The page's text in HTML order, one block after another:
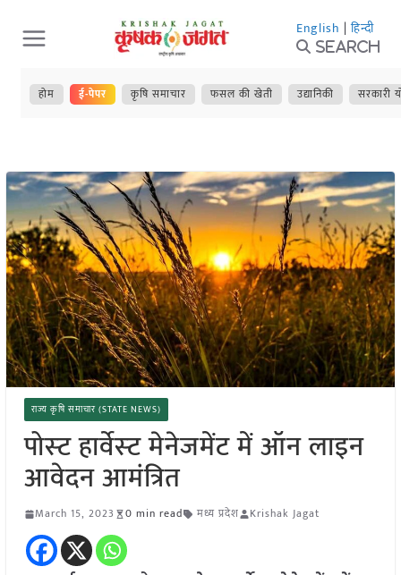
Skip
to
content
English | हिन्दी
Search
होम ई-पेपर कृषि समाचार फसल की खेती उद्यानिकी सरकारी
राज्य कृषि समाचार (STATE NEWS)
पोस्‍ट हार्वेस्‍ट मेनेजमेंट में ऑन लाइन
आवेदन आमंत्रित
March 15, 2023 0 min read मध्य प्रदेश Krishak Jagat